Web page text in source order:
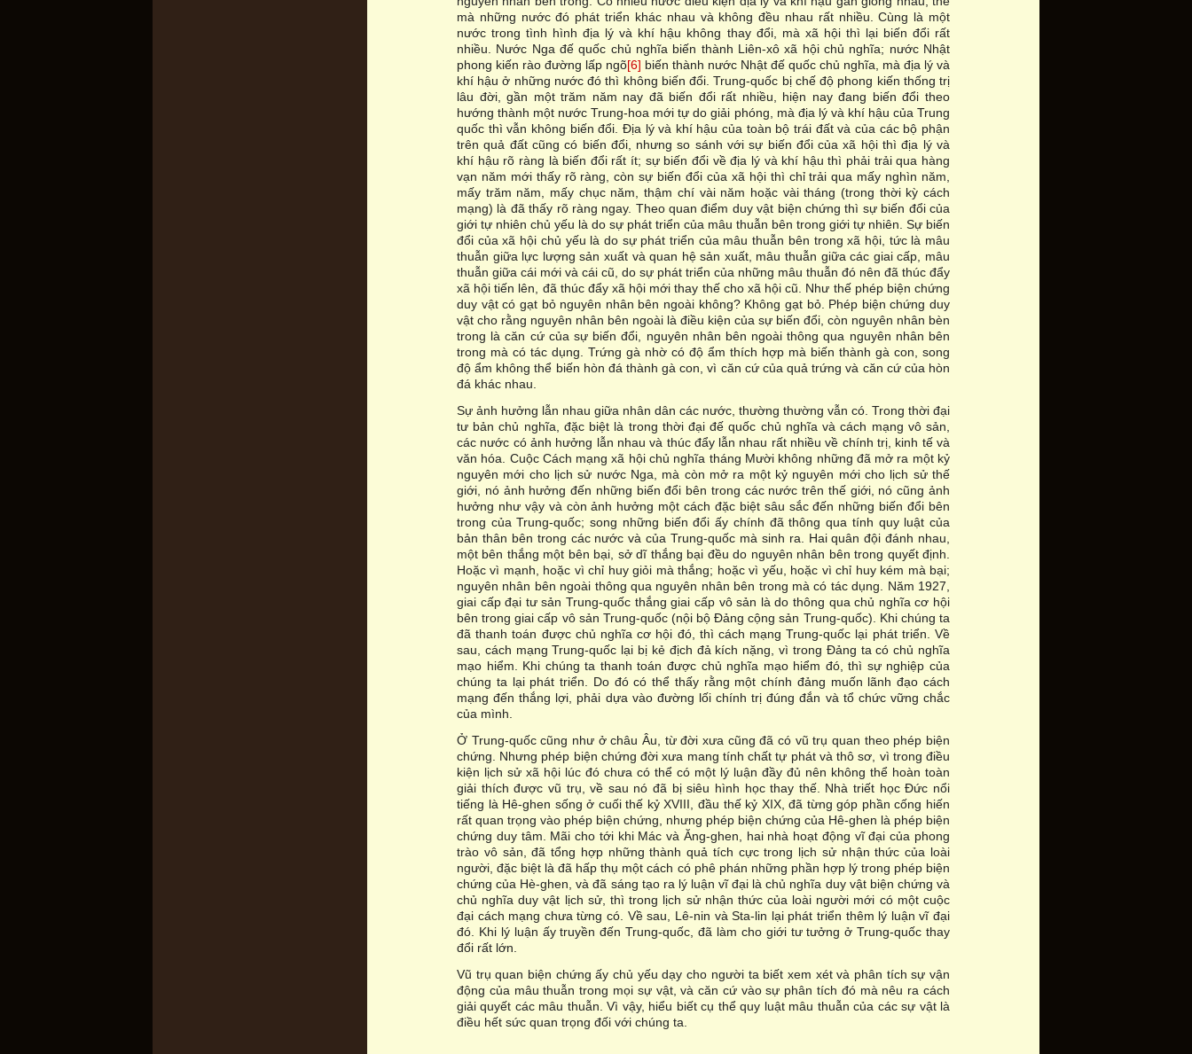
mà những nước đó phát triển khác nhau và không đều nhau rất nhiều. Cùng là một
nước trong tình hình địa lý và khí hậu không thay đổi, mà xã hội thì lại biến đổi rất
nhiều. Nước Nga đế quốc chủ nghĩa biến thành Liên-xô xã hội chủ nghĩa; nước Nhật
phong kiến rào đường lấp ngõ[6] biến thành nước Nhật đế quốc chủ nghĩa, mà địa lý và
khí hậu ở những nước đó thì không biến đổi. Trung-quốc bị chế độ phong kiến thống trị
lâu đời, gần một trăm năm nay đã biến đổi rất nhiều, hiện nay đang biến đổi theo
hướng thành một nước Trung-hoa mới tự do giải phóng, mà địa lý và khí hậu của Trung
quốc thì vẫn không biến đổi. Địa lý và khí hậu của toàn bộ trái đất và của các bộ phận
trên quả đất cũng có biến đổi, nhưng so sánh với sự biến đổi của xã hội thì địa lý và
khí hậu rõ ràng là biến đổi rất ít; sự biến đổi về địa lý và khí hậu thì phải trải qua hàng
vạn năm mới thấy rõ ràng, còn sự biến đổi của xã hội thì chỉ trải qua mấy nghìn năm,
mấy trăm năm, mấy chục năm, thậm chí vài năm hoặc vài tháng (trong thời kỳ cách
mạng) là đã thấy rõ ràng ngay. Theo quan điểm duy vật biện chứng thì sự biến đổi của
giới tự nhiên chủ yếu là do sự phát triển của mâu thuẫn bên trong giới tự nhiên. Sự biến
đổi của xã hội chủ yếu là do sự phát triển của mâu thuẫn bên trong xã hội, tức là mâu
thuẫn giữa lực lượng sản xuất và quan hệ sản xuất, mâu thuẫn giữa các giai cấp, mâu
thuẫn giữa cái mới và cái cũ, do sự phát triển của những mâu thuẫn đó nên đã thúc đẩy
xã hội tiến lên, đã thúc đẩy xã hội mới thay thế cho xã hội cũ. Như thế phép biện chứng
duy vật có gạt bỏ nguyên nhân bên ngoài không? Không gạt bỏ. Phép biện chứng duy
vật cho rằng nguyên nhân bên ngoài là điều kiện của sự biến đổi, còn nguyên nhân bèn
trong là căn cứ của sự biến đổi, nguyên nhân bên ngoài thông qua nguyên nhân bên
trong mà có tác dụng. Trứng gà nhờ có độ ẩm thích hợp mà biến thành gà con, song
độ ẩm không thể biến hòn đá thành gà con, vì căn cứ của quả trứng và căn cứ của hòn
đá khác nhau.
Sự ảnh hưởng lẫn nhau giữa nhân dân các nước, thường thường vẫn có. Trong thời đại
tư bản chủ nghĩa, đặc biệt là trong thời đại đế quốc chủ nghĩa và cách mạng vô sản,
các nước có ảnh hưởng lẫn nhau và thúc đẩy lẫn nhau rất nhiều về chính trị, kinh tế và
văn hóa. Cuộc Cách mạng xã hội chủ nghĩa tháng Mười không những đã mở ra một kỷ
nguyên mới cho lịch sử nước Nga, mà còn mở ra một kỷ nguyên mới cho lịch sử thế
giới, nó ảnh hưởng đến những biến đổi bên trong các nước trên thế giới, nó cũng ảnh
hưởng như vậy và còn ảnh hưởng một cách đặc biệt sâu sắc đến những biến đổi bên
trong của Trung-quốc; song những biến đổi ấy chính đã thông qua tính quy luật của
bản thân bên trong các nước và của Trung-quốc mà sinh ra. Hai quân đội đánh nhau,
một bên thắng một bên bại, sở dĩ thắng bại đều do nguyên nhân bên trong quyết định.
Hoặc vì mạnh, hoặc vì chỉ huy giỏi mà thắng; hoặc vì yếu, hoặc vì chỉ huy kém mà bại;
nguyên nhân bên ngoài thông qua nguyên nhân bên trong mà có tác dụng. Năm 1927,
giai cấp đại tư sản Trung-quốc thắng giai cấp vô sản là do thông qua chủ nghĩa cơ hội
bên trong giai cấp vô sản Trung-quốc (nội bộ Đảng cộng sản Trung-quốc). Khi chúng ta
đã thanh toán được chủ nghĩa cơ hội đó, thì cách mạng Trung-quốc lại phát triển. Về
sau, cách mạng Trung-quốc lại bị kẻ địch đả kích nặng, vì trong Đảng ta có chủ nghĩa
mạo hiểm. Khi chúng ta thanh toán được chủ nghĩa mạo hiểm đó, thì sự nghiệp của
chúng ta lại phát triển. Do đó có thể thấy rằng một chính đảng muốn lãnh đạo cách
mạng đến thắng lợi, phải dựa vào đường lối chính trị đúng đắn và tổ chức vững chắc
của mình.
Ở Trung-quốc cũng như ở châu Âu, từ đời xưa cũng đã có vũ trụ quan theo phép biện
chứng. Nhưng phép biện chứng đời xưa mang tính chất tự phát và thô sơ, vì trong điều
kiện lịch sử xã hội lúc đó chưa có thể có một lý luận đầy đủ nên không thể hoàn toàn
giải thích được vũ trụ, về sau nó đã bị siêu hình học thay thế. Nhà triết học Đức nổi
tiếng là Hê-ghen sống ở cuối thế kỷ XVIII, đầu thế kỷ XIX, đã từng góp phần cống hiến
rất quan trọng vào phép biện chứng, nhưng phép biện chứng của Hê-ghen là phép biện
chứng duy tâm. Mãi cho tới khi Mác và Ăng-ghen, hai nhà hoạt động vĩ đại của phong
trào vô sản, đã tổng hợp những thành quả tích cực trong lịch sử nhận thức của loài
người, đặc biệt là đã hấp thụ một cách có phê phán những phần hợp lý trong phép biện
chứng của Hè-ghen, và đã sáng tạo ra lý luận vĩ đại là chủ nghĩa duy vật biện chứng và
chủ nghĩa duy vật lịch sử, thì trong lịch sử nhận thức của loài người mới có một cuộc
đại cách mạng chưa từng có. Về sau, Lê-nin và Sta-lin lại phát triển thêm lý luận vĩ đại
đó. Khi lý luận ấy truyền đến Trung-quốc, đã làm cho giới tư tưởng ở Trung-quốc thay
đổi rất lớn.
Vũ trụ quan biện chứng ấy chủ yếu dạy cho người ta biết xem xét và phân tích sự vận
động của mâu thuẫn trong mọi sự vật, và căn cứ vào sự phân tích đó mà nêu ra cách
giải quyết các mâu thuẫn. Vì vậy, hiểu biết cụ thể quy luật mâu thuẫn của các sự vật là
điều hết sức quan trọng đối với chúng ta.